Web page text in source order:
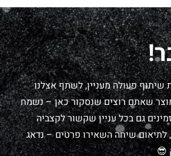
פעולה מעניין, לשתף אצלנו
שאתם רוצים שנסקור כאן – נשמח
גם בכל עניין שקשור לקצביה
לתיאום שיחה השאירו פרטים – נדאג
😎